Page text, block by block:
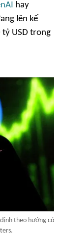
hay
lên kế
USD trong
theo hướng có